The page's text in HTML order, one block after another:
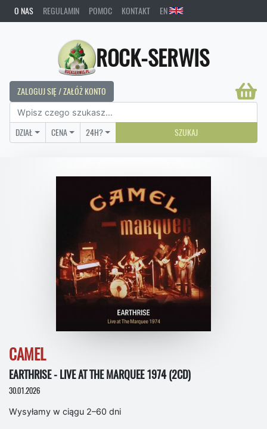
O NAS REGULAMIN POMOC KONTAKT EN
ROCK-SERWIS
ZALOGUJ SIĘ / ZAŁÓŻ KONTO
DZIAŁ CENA 24H? SZUKAJ
CAMEL
EARTHRISE - LIVE AT THE MARQUEE 1974 (2CD)
30.01.2026
Wysyłamy w ciągu 2–60 dni